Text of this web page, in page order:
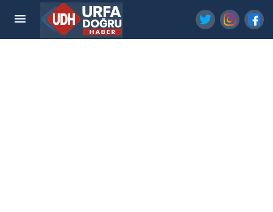
Kadın Kılığına Girip İş Yeri Kurşunlayan Şüpheli